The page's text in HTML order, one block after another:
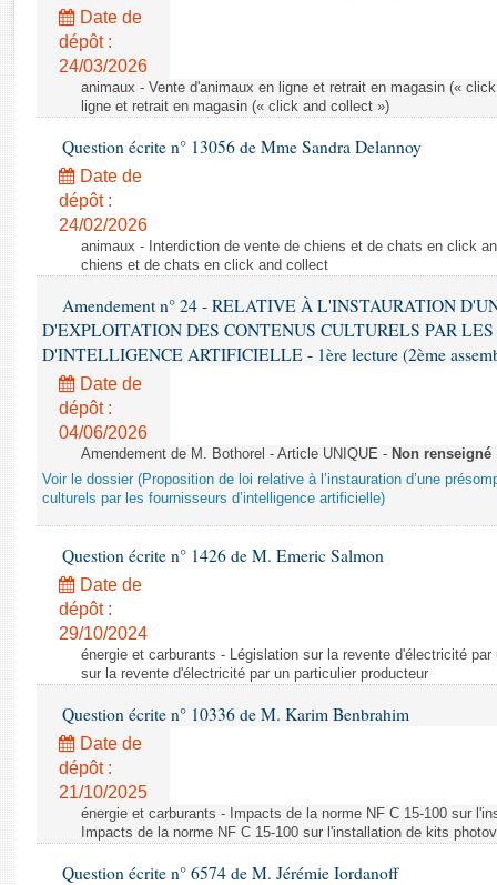
Rapports législatifs
Rapports sur l'application des lois
Baromètre de l’application des lois
Dossiers législatifs
Budget et sécurité sociale
Questions écrites et orales
Comptes rendus des débats
Date de
dépôt :
24/03/2026
animaux - Vente d'animaux en ligne et retrait en magasin («
ligne et retrait en magasin (« click and collect »)
Question écrite n° 13056 de Mme Sandra Delannoy
Date de
dépôt :
24/02/2026
animaux - Interdiction de vente de chiens et de chats en click
chiens et de chats en click and collect
Amendement n° 24 - RELATIVE À L'INSTAURATION
D'EXPLOITATION DES CONTENUS CULTURELS PAR LES
D'INTELLIGENCE ARTIFICIELLE - 1ère lecture (2ème
Date de
dépôt :
04/06/2026
Amendement de M. Bothorel - Article UNIQUE - Non renseigné
Voir le dossier (Proposition de loi relative à l’instauration d’une
culturels par les fournisseurs d’intelligence artificielle)
Question écrite n° 1426 de M. Emeric Salmon
Date de
dépôt :
29/10/2024
énergie et carburants - Législation sur la revente d'électricité
sur la revente d'électricité par un particulier producteur
Question écrite n° 10336 de M. Karim Benbrahim
Date de
dépôt :
21/10/2025
énergie et carburants - Impacts de la norme NF C 15-100 sur
Impacts de la norme NF C 15-100 sur l'installation de kits
Question écrite n° 6574 de M. Jérémie Iordanoff